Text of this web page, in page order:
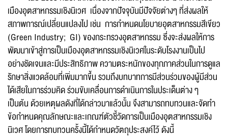
เมืองอุตสาหกรรมเชิงนิเวศ เนื่องจากปัจจุบันมีปัจจัยต่างๆ ที่ส่งผลให้
สภาพการณ์เปลี่ยนแปลงไป เช่น การกำหนดนโยบายอุตสาหกรรมสีเขียว
(Green Industry; GI) ของกระทรวงอุตสาหกรรม ซึ่งจะส่งผลให้การ
พัฒนาเข้าสู่การเป็นเมืองอุตสาหกรรมเชิงนิเวศในระดับโรงงานเป็นไป
อย่างชัดเจนและมีประสิทธิภาพ ความตระหนักของทุกภาคส่วนในการดูแล
รักษาสิ่งแวดล้อมที่เพิ่มมากขึ้น รวมถึงบทบาทการมีส่วนร่วมของผู้มีส่วน
ได้เสียในการร่วมคิด ร่วมขับเคลื่อนการดำเนินการในประเด็นต่าง ๆ
เป็นต้น ด้วยเหตุผลดังที่ได้กล่าวมาแล้วนั้น จึงสามารถทบทวนและจัดทำ
ข้อกำหนดคุณลักษณะและเกณฑ์ตัวชี้วัดการเป็นเมืองอุตสาหกรรมเชิง
นิเวศ โดยการทบทวนครั้งนี้ได้กำหนดวัตถุประสงค์ไว้ ดังนี้